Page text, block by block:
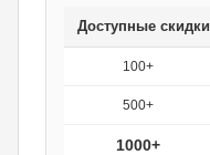
Доступные скидки
100+
500+
1000+